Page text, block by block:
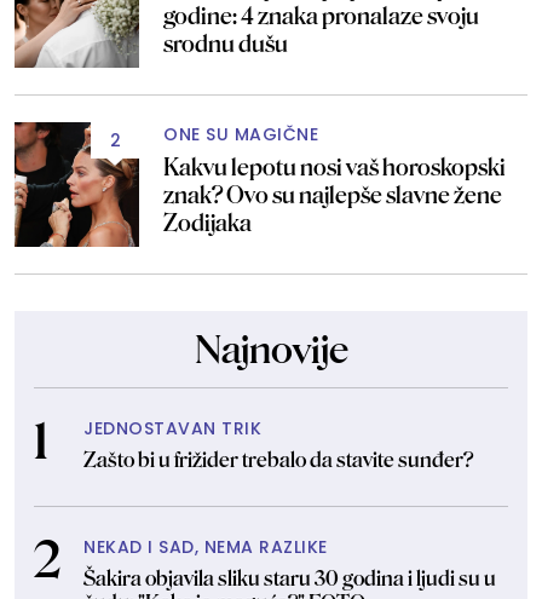
godine: 4 znaka pronalaze svoju
srodnu dušu
2 ONE SU MAGIČNE
Kakvu lepotu nosi vaš horoskopski
znak? Ovo su najlepše slavne žene
Zodijaka
Najnovije
JEDNOSTAVAN TRIK
Zašto bi u frižider trebalo da stavite sunđer?
NEKAD I SAD, NEMA RAZLIKE
Šakira objavila sliku staru 30 godina i ljudi su u